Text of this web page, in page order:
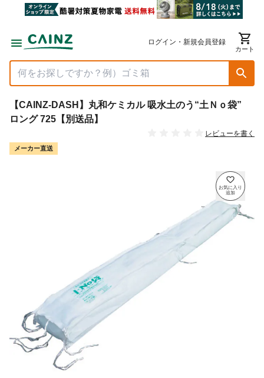
ログイン・新規会員登録
カート
【CAINZ-DASH】丸和ケミカル 吸水土のう“土Ｎｏ袋”
ロング 725【別送品】
レビューを書く
メーカー直送